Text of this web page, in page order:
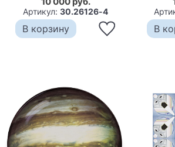
Артикул:30.26126-4
В корзину В